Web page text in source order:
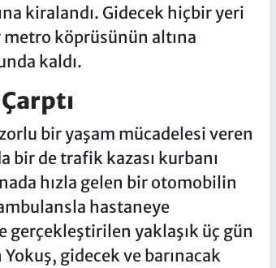
kiralandı. Gidecek hiçbir yeri
köprüsünün altına
kaldı.
bir yaşam mücadelesi veren
bir de trafik kazası kurbanı
hızla gelen bir otomobilin
hastaneye
gerçekleştirilen yaklaşık üç gün
gidecek ve barınacak